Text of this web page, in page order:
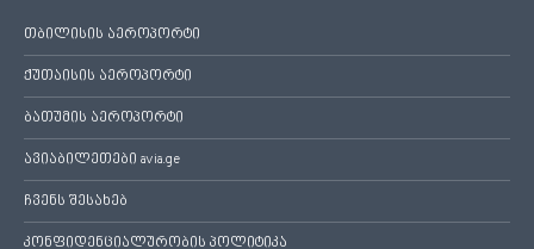
თბილისის აეროპორტი
ქუთაისის აეროპორტი
ბათუმის აეროპორტი
ავიაბილეთები avia.ge
ჩვენს შესახებ
კონფიდენციალურობის პოლიტიკა